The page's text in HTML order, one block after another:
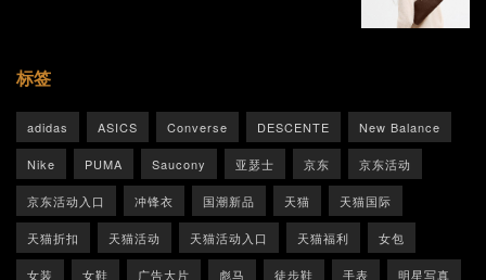
标签
adidas ASICS Converse DESCENTE New Balance
Nike PUMA Saucony 亚瑟士 京东 京东活动
京东活动入口 冲锋衣 国潮新品 天猫 天猫国际
天猫折扣 天猫活动 天猫活动入口 天猫福利 女包
女装 女鞋 广告大片 彪马 徒步鞋 手表 明星写真